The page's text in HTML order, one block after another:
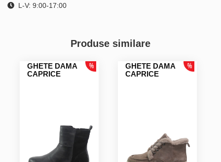
L-V: 9:00-17:00
Produse similare
GHETE DAMA
CAPRICE
GHETE DAMA
CAPRICE